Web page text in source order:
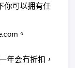
你可以拥有任
。
年会有折扣，